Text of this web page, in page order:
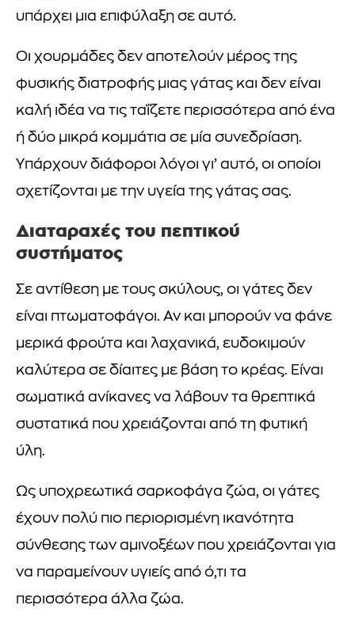
υπάρχει μια επιφύλαξη σε αυτό.
Οι χουρμάδες δεν αποτελούν μέρος της
φυσικής διατροφής μιας γάτας και δεν είναι
καλή ιδέα να τις ταΐζετε περισσότερα από ένα
ή δύο μικρά κομμάτια σε μία συνεδρίαση.
Υπάρχουν διάφοροι λόγοι γι’ αυτό, οι οποίοι
σχετίζονται με την υγεία της γάτας σας.
Διαταραχές του πεπτικού
συστήματος
Σε αντίθεση με τους σκύλους, οι γάτες δεν
είναι πτωματοφάγοι. Αν και μπορούν να φάνε
μερικά φρούτα και λαχανικά, ευδοκιμούν
καλύτερα σε δίαιτες με βάση το κρέας. Είναι
σωματικά ανίκανες να λάβουν τα θρεπτικά
συστατικά που χρειάζονται από τη φυτική
ύλη.
Ως υποχρεωτικά σαρκοφάγα ζώα, οι γάτες
έχουν πολύ πιο περιορισμένη ικανότητα
σύνθεσης των αμινοξέων που χρειάζονται για
να παραμείνουν υγιείς από ό,τι τα
περισσότερα άλλα ζώα.